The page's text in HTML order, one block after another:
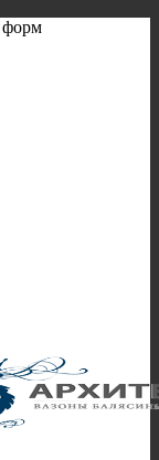
форм